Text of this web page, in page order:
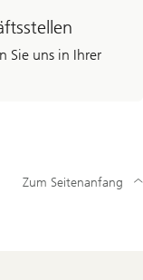
Sie uns in Ihrer
Zum Seitenanfang